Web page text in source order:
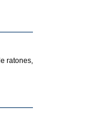
ratones,